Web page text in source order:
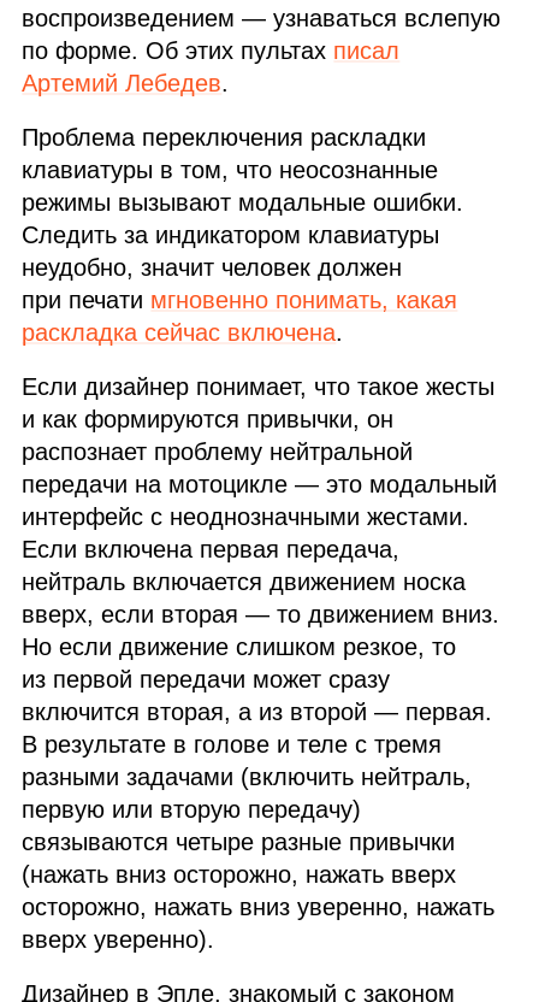
воспроизведением — узнаваться вслепую
по форме. Об этих пультах писал
Артемий Лебедев.
Проблема переключения раскладки
клавиатуры в том, что неосознанные
режимы вызывают модальные ошибки.
Следить за индикатором клавиатуры
неудобно, значит человек должен
при печати мгновенно понимать, какая
раскладка сейчас включена.
Если дизайнер понимает, что такое жесты
и как формируются привычки, он
распознает проблему нейтральной
передачи на мотоцикле — это модальный
интерфейс с неоднозначными жестами.
Если включена первая передача,
нейтраль включается движением носка
вверх, если вторая — то движением вниз.
Но если движение слишком резкое, то
из первой передачи может сразу
включится вторая, а из второй — первая.
В результате в голове и теле с тремя
разными задачами (включить нейтраль,
первую или вторую передачу)
связываются четыре разные привычки
(нажать вниз осторожно, нажать вверх
осторожно, нажать вниз уверенно, нажать
вверх уверенно).
Дизайнер в Эпле, знакомый с законом